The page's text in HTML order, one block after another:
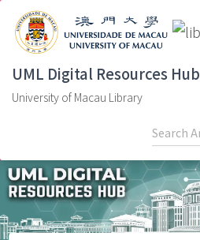
UML Digital Resources Hub
University of Macau Library